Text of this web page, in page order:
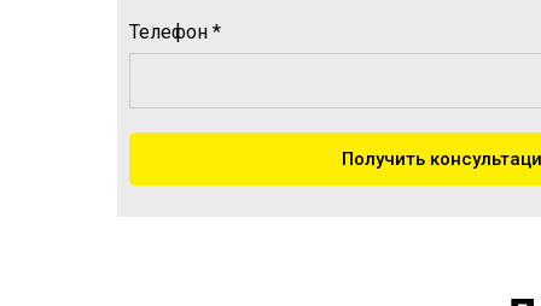
Телефон *
Получить